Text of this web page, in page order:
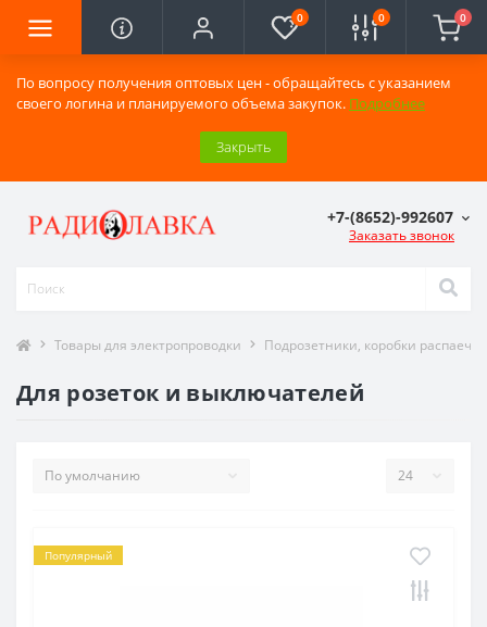
По вопросу получения оптовых цен - обращайтесь с указанием
своего логина и планируемого объема закупок. Подробнее
Закрыть
0 0 0
+7-(8652)-992607
Заказать звонок
Товары для электропроводки Подрозетники, коробки распаечн
Для розеток и выключателей
Популярный